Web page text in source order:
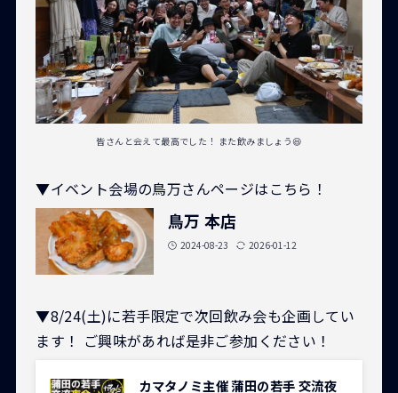
皆さんと会えて最高でした！ また飲みましょう😆
▼イベント会場の鳥万さんページはこちら！
鳥万 本店
2024-08-23 2026-01-12
▼8/24(土)に若手限定で次回飲み会も企画してい
ます！ ご興味があれば是非ご参加ください！
カマタノミ主催 蒲田の若手 交流夜